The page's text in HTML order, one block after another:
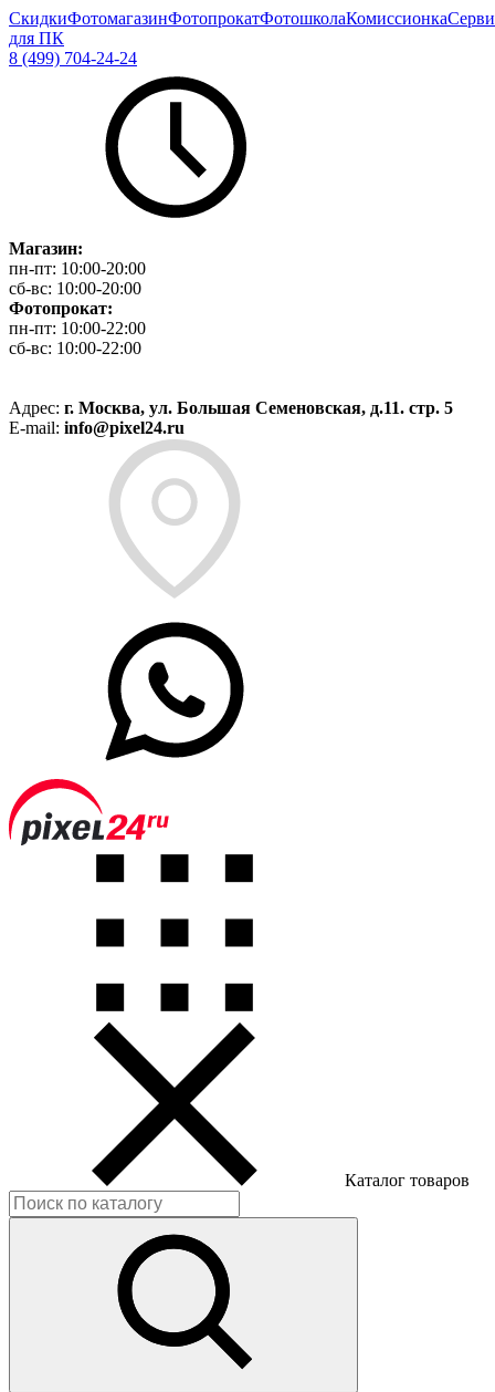
СкидкиФотомагазинФотопрокатФотошколаКомиссионка
для ПК
8 (499) 704-24-24
Магазин:
пн-пт: 10:00-20:00
сб-вс: 10:00-20:00
Фотопрокат:
пн-пт: 10:00-22:00
сб-вс: 10:00-22:00
Адрес: г. Москва, ул. Большая Семеновская, д.11. стр. 5
E-mail: info@pixel24.ru
Каталог товаров